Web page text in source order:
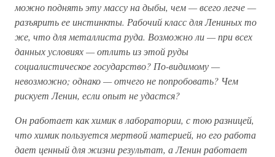
можно поднять эту массу на дыбы, чем — всего легче —
разъярить ее инстинкты. Рабочий класс для Лениных то
же, что для металлиста руда. Возможно ли — при всех
данных условиях — отлить из этой руды
социалистическое государство? По-видимому —
невозможно; однако — отчего не попробовать? Чем
рискует Ленин, если опыт не удастся?
Он работает как химик в лаборатории, с тою разницей,
что химик пользуется мертвой материей, но его работа
дает ценный для жизни результат, а Ленин работает